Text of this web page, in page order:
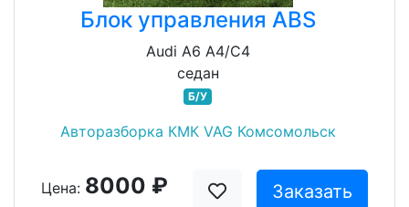
Блок управления ABS
Audi A6 A4/C4
седан
Б/У
Авторазборка КМК VAG Комсомольск
Цена: 8000 ₽ Заказать